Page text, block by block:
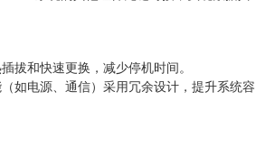
拔和快速更换，减少停机时间。
如电源、通信）采用冗余设计，提升系统容